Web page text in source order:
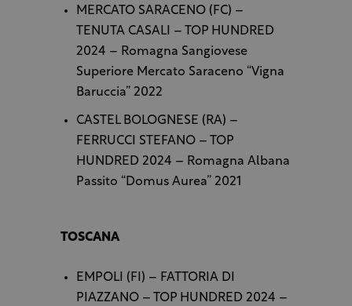
MERCATO SARACENO (FC) –
TENUTA CASALI – TOP HUNDRED
2024 – Romagna Sangiovese
Superiore Mercato Saraceno “Vigna
Baruccia” 2022
CASTEL BOLOGNESE (RA) –
FERRUCCI STEFANO – TOP
HUNDRED 2024 – Romagna Albana
Passito “Domus Aurea” 2021
TOSCANA
EMPOLI (FI) – FATTORIA DI
PIAZZANO – TOP HUNDRED 2024 –